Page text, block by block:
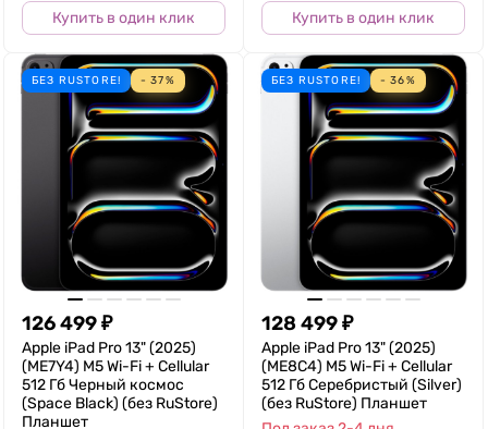
Купить в один клик Купить в один клик
БЕЗ RUSTORE! - 37%
126 499₽
Apple iPad Pro 13" (2025)
(ME7Y4) M5 Wi-Fi + Cellular
512 Гб Черный космос
(Space Black) (без RuStore)
Планшет
БЕЗ RUSTORE! - 36%
128 499₽
Apple iPad Pro 13" (2025)
(ME8C4) M5 Wi-Fi + Cellular
512 Гб Серебристый (Silver)
(без RuStore) Планшет